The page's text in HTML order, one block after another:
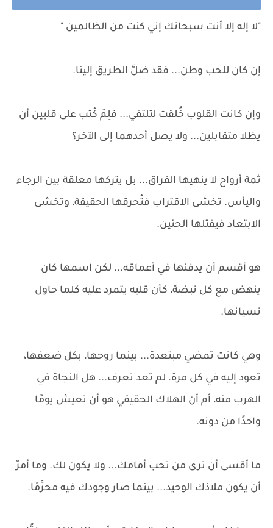
"لا إله إلا أنت سبحانك إني كنت من الظالمين "
إن كان للحب وطن... فقد ضلَّ الطريق إلينا.
وإن كانت القلوب خُلقت لتلتقي... فلِمَ كُتب على قلبين أن
يظلا متقابلين... ولا يصل أحدهما إلى الآخر؟
ثمة أرواح لا ينهيها الفراق... بل يتركها معلقة بين الرجاء
واليأس. تخشى الاقتراب فتُحرقها الحقيقة، وتخشى
الابتعاد فيقتلها الحنين.
هو أقسم أن يدفنها في أعماقه... لكن اسمها كان
ينهض مع كل نبضة، كأن قلبه يتمرد عليه كلما حاول
نسيانها.
وهي كانت تمضي مبتعدة... بينما روحها، بكل ضعفها،
تعود إليه في كل مرة. لم تعد تعرف... هل النجاة في
الهرب منه، أم أن الهلاك الحقيقي هو أن تعيش يومًا
واحدًا من دونه.
ما أقسى أن ترى من تحب أمامك... ولا يكون لك. وما أمرّ
أن يكون ملاذك الوحيد... بينما صار وجودك فيه محرَّمًا.